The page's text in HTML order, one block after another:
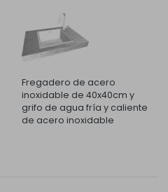
Fregadero de acero
inoxidable de 40x40cm y
grifo de agua fría y caliente
de acero inoxidable